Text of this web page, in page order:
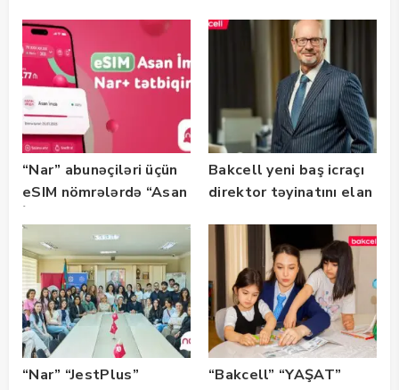
“Nar” abunəçiləri üçün
eSIM nömrələrdə “Asan
istifadəyə verildi
Bakcell yeni baş icraçı
direktor təyinatını elan
“Nar” “JestPlus”
“Bakcell” “YAŞAT”